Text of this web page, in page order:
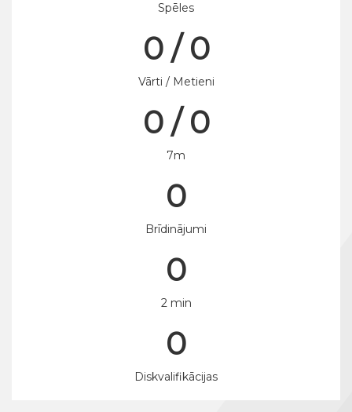
Spēles
0 / 0
Vārti / Metieni
0 / 0
7m
0
Brīdinājumi
0
2 min
0
Diskvalifikācijas